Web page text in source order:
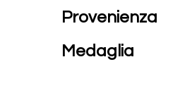
Provenienza
Medaglia